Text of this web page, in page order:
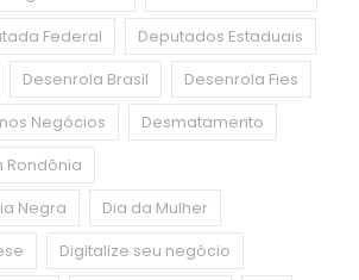
Federal
Deputados Estaduais
Desenrola Brasil
Desenrola Fies
Negócios
Desmatamento
Rondônia
Negra
Dia da Mulher
Digitalize seu negócio